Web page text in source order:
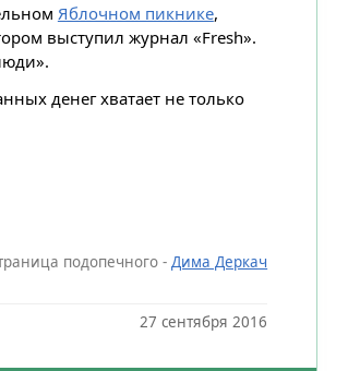
Яблочном пикнике,
выступил журнал «Fresh».
денег хватает не только
подопечного - Дима Деркач
27 сентября 2016